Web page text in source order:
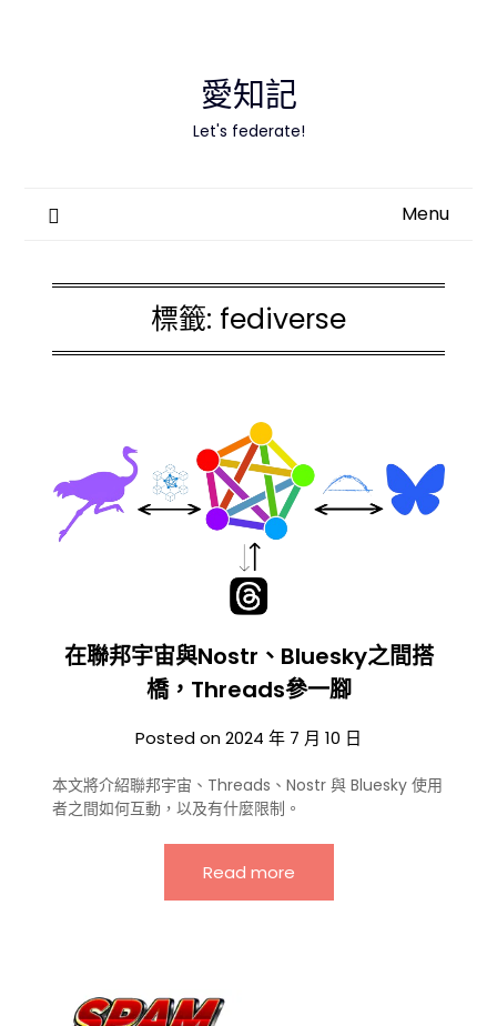
愛知記
Let's federate!
Menu
標籤: fediverse
在聯邦宇宙與Nostr、Bluesky之間搭
橋，Threads參一腳
Posted on2024 年 7 月 10 日
本文將介紹聯邦宇宙、Threads、Nostr 與 Bluesky 使用
者之間如何互動，以及有什麼限制。
Read more